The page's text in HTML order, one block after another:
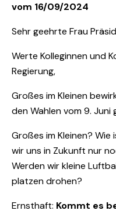
vom 16/09/2024
Sehr geehrte Frau
Werte Kolleginnen und
Regierung,
Großes im Kleinen
den Wahlen vom 9. Juni
Großes im Kleinen?
wir uns in Zukunft nur
Werden wir kleine
platzen drohen?
Ernsthaft: Kommt es